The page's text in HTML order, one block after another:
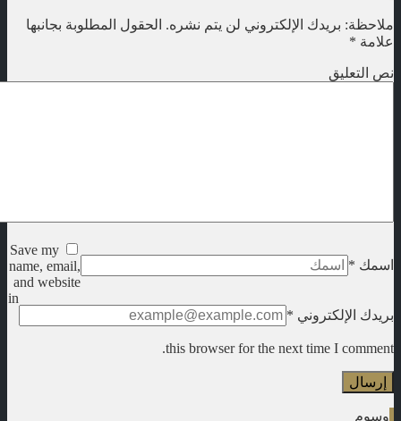
ملاحظة: بريدك الإلكتروني لن يتم نشره. الحقول المطلوبة بجانبها
علامة *
نص التعليق
اسمك *
بريدك الإلكتروني *
Save my
name, email,
and website
in
this browser for the next time I comment.
وسوم